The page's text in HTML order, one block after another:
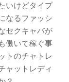
いけどタイプ
なるファッシ
セクキャバが
働いて稼ぐ事
トのチャトレ
ャットレディ